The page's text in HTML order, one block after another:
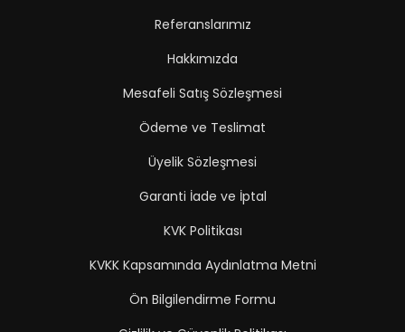
Referanslarımız
Hakkımızda
Mesafeli Satış Sözleşmesi
Ödeme ve Teslimat
Üyelik Sözleşmesi
Garanti İade ve İptal
KVK Politikası
KVKK Kapsamında Aydınlatma Metni
Ön Bilgilendirme Formu